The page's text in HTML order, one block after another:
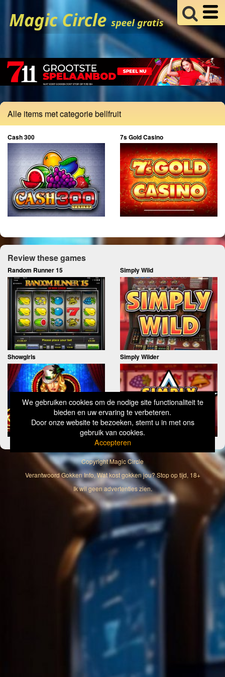
We gebruiken cookies om de nodige site functionaliteit te
bieden en uw ervaring te verbeteren.
Door onze website te bezoeken, stemt u in met ons
gebruik van cookies.
Accepteren
Alle items met categorie bellfruit
Cash 300 7s Gold Casino
Review these games
Random Runner 15 Simply Wild
Showgirls Simply Wilder
CopyrightMagic Circle
Verantwoord Gokken Info, Wat kost gokken jou? Stop op tijd, 18+
Ik wil geen advertenties zien.